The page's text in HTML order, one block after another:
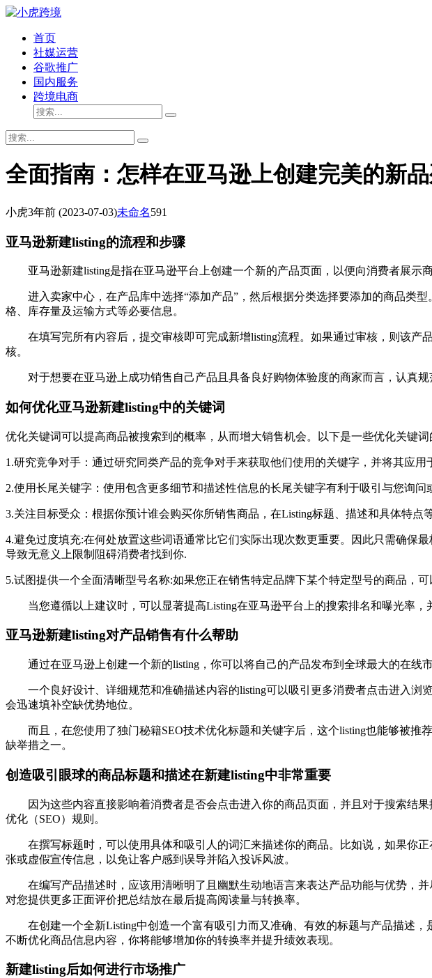
首页
社媒运营
谷歌推广
国内服务
跨境电商
全面指南：怎样在亚马逊上创建完美的新品
小虎3年前 (2023-07-03)未命名591
亚马逊新建listing的流程和步骤
亚马逊新建listing是指在亚马逊平台上创建一个新的产品页面，以便向消费者展示
进入卖家中心，在产品库中选择“添加产品”，然后根据分类选择要添加的商品类
格、库存量及运输方式等必要信息。
在填写完所有内容后，提交审核即可完成新增listing流程。如果通过审核，则该
核。
对于想要在亚马逊上成功销售自己产品且具备良好购物体验度的商家而言，认真
如何优化亚马逊新建listing中的关键词
优化关键词可以提高商品被搜索到的概率，从而增大销售机会。以下是一些优化关键词
1.研究竞争对手：通过研究同类产品的竞争对手来获取他们使用的关键字，并将其应用
2.使用长尾关键字：使用包含更多细节和描述性信息的长尾关键字有利于吸引与您询问
3.关注目标受众：根据你预计谁会购买你所销售商品，在Listing标题、描述和具体特点
4.避免过度填充:在何处放置这些词语通常比它们实际出现次数更重要。因此只需确保
导致无意义上限制阻碍消费者找到你.
5.试图提供一个全面清晰型号名称:如果您正在销售特定品牌下某个特定型号的商品，
当您遵循以上建议时，可以显著提高Listing在亚马逊平台上的搜索排名和曝光率，
亚马逊新建listing对产品销售有什么帮助
通过在亚马逊上创建一个新的listing，你可以将自己的产品发布到全球最大的在线
一个良好设计、详细规范和准确描述内容的listing可以吸引更多消费者点击进入
会迅速填补空缺优势地位。
而且，在您使用了独门秘籍SEO技术优化标题和关键字后，这个listing也能够被
缺举措之一。
创造吸引眼球的商品标题和描述在新建listing中非常重要
因为这些内容直接影响着消费者是否会点击进入你的商品页面，并且对于搜索结
优化（SEO）规则。
在撰写标题时，可以使用具体和吸引人的词汇来描述你的商品。比如说，如果你
张或虚假宣传信息，以免让客户感到误导并陷入投诉风波。
在编写产品描述时，应该用清晰明了且幽默生动地语言来表达产品功能与优势，
对您提供更多正面评价把总结放在最后提高阅读量与转换率。
在创建一个全新Listing中创造一个富有吸引力而又准确、有效的标题与产品描述
不断优化商品信息内容，你将能够增加你的转换率并提升绩效表现。
新建listing后如何进行市场推广